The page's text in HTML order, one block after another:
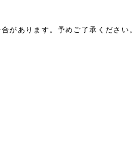
があります。予めご了承ください。